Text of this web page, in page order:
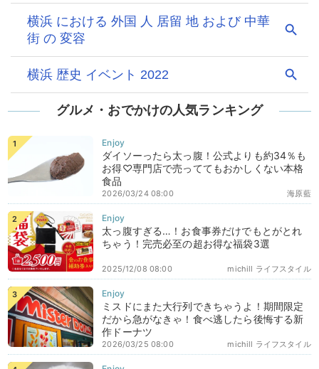
グルメ・おでかけの人気ランキング
ダイソーったら太っ腹！公式よりも約34％も
お得♡専門店で売っててもおかしくない本格
食品
海原藍
2026/03/24 08:00
太っ腹すぎる…！お食事券だけでもとがとれ
ちゃう！完売必至の超お得な福袋3選
michill ライフスタイル
2025/12/08 08:00
ミスドにまた大行列できちゃうよ！期間限定
だから急がなきゃ！食べ逃したら後悔する新
作ドーナツ
michill ライフスタイル
2026/03/25 08:00